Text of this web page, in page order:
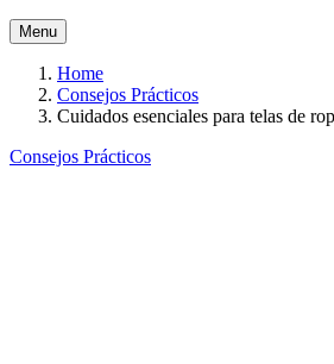
Menu
Home
Consejos Prácticos
Cuidados esenciales para telas de
Consejos Prácticos